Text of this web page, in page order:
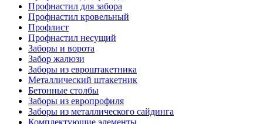
Профнастил для забора
Профнастил кровельный
Профлист
Профнастил несущий
Заборы и ворота
Забор жалюзи
Заборы из евроштакетника
Металлический штакетник
Бетонные столбы
Заборы из европрофиля
Заборы из металлического сайдинга
Комплектующие элементы